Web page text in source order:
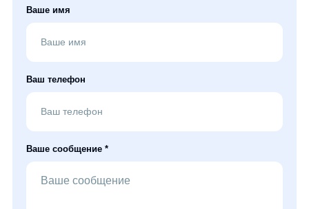
Ваше имя
Ваш телефон
Ваше сообщение *